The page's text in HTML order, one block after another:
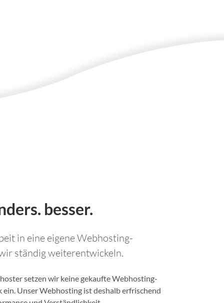
besser.
in eine eigene Webhosting-
ständig weiterentwickeln.
setzen wir keine gekaufte Webhosting-
ein. Unser Webhosting ist deshalb erfrischend